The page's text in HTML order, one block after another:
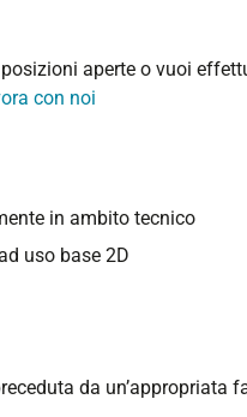
aperte o vuoi
con noi
in ambito tecnico
uso base 2D
da un’appropriata